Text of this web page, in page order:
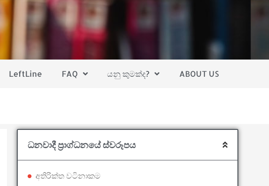
LeftLine FAQ යනු කුමක්ද? ABOUT US
ධනවාදී ප්‍රාග්ධනයේ ස්වරූපය
අතිරික්ත වටිනාකම